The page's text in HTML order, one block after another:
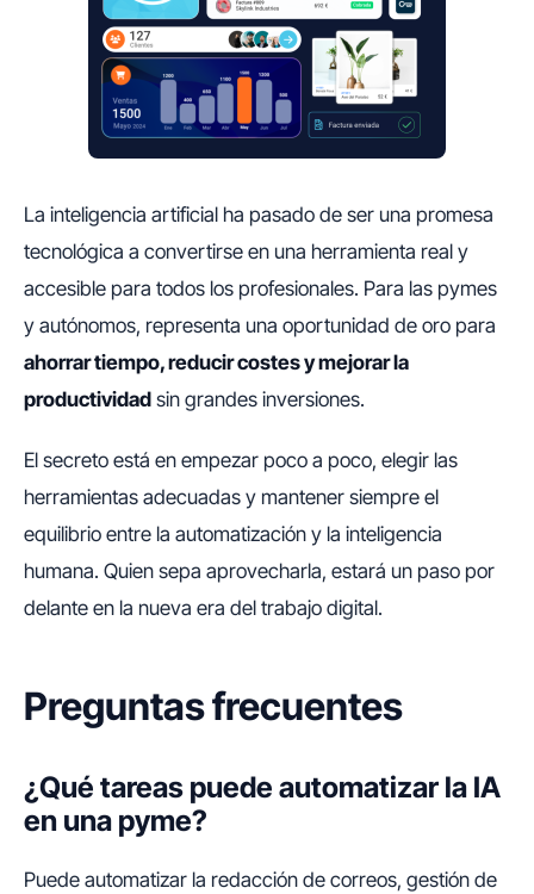
La inteligencia artificial ha pasado de ser una promesa
tecnológica a convertirse en una herramienta real y
accesible para todos los profesionales. Para las pymes
y autónomos, representa una oportunidad de oro para
ahorrar tiempo, reducir costes y mejorar la
productividad sin grandes inversiones.
El secreto está en empezar poco a poco, elegir las
herramientas adecuadas y mantener siempre el
equilibrio entre la automatización y la inteligencia
humana. Quien sepa aprovecharla, estará un paso por
delante en la nueva era del trabajo digital.
Preguntas frecuentes
¿Qué tareas puede automatizar la IA
en una pyme?
Puede automatizar la redacción de correos, gestión de